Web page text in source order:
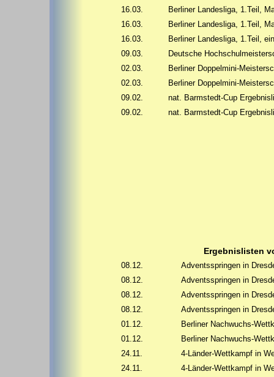
16.03.
Berliner Landesliga, 1.Teil,
16.03.
Berliner Landesliga, 1.Teil,
16.03.
Berliner Landesliga, 1.Teil,
09.03.
Deutsche
02.03.
Berliner Doppelmini-
02.03.
Berliner Doppelmini-
09.02.
nat. Barmstedt-Cup
09.02.
nat. Barmstedt-Cup
Ergebnislisten
08.12.
Adventsspringen in
08.12.
Adventsspringen in
08.12.
Adventsspringen in
08.12.
Adventsspringen in
01.12.
Berliner Nachwuchs-
01.12.
Berliner Nachwuchs-
24.11.
4-Länder-Wettkampf in
24.11.
4-Länder-Wettkampf in